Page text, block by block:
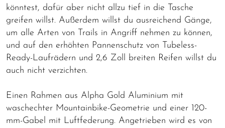
könntest, dafür aber nicht allzu tief in die Tasche
greifen willst. Außerdem willst du ausreichend Gänge,
um alle Arten von Trails in Angriff nehmen zu können,
und auf den erhöhten Pannenschutz von Tubeless-
Ready-Laufrädern und 2,6 Zoll breiten Reifen willst du
auch nicht verzichten.
Einen Rahmen aus Alpha Gold Aluminium mit
waschechter Mountainbike-Geometrie und einer 120-
mm-Gabel mit Luftfederung. Angetrieben wird es von